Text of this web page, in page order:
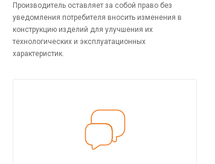
Производитель оставляет за собой право без
уведомления потребителя вносить изменения в
конструкцию изделий для улучшения их
технологических и эксплуатационных
характеристик.